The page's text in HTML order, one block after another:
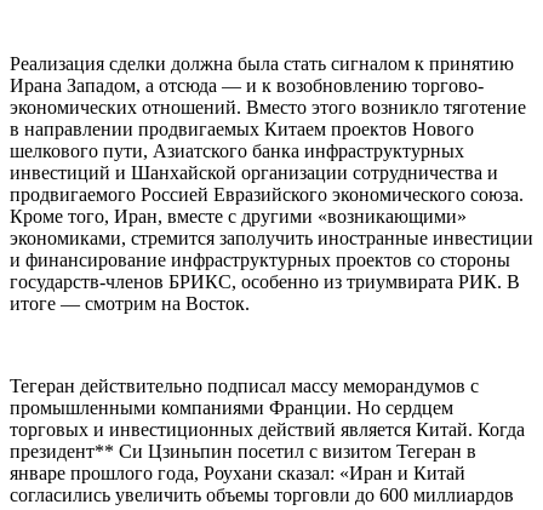
Реализация сделки должна была стать сигналом к принятию
Ирана Западом, а отсюда — и к возобновлению торгово-
экономических отношений. Вместо этого возникло тяготение
в направлении продвигаемых Китаем проектов Нового
шелкового пути, Азиатского банка инфраструктурных
инвестиций и Шанхайской организации сотрудничества и
продвигаемого Россией Евразийского экономического союза.
Кроме того, Иран, вместе с другими «возникающими»
экономиками, стремится заполучить иностранные инвестиции
и финансирование инфраструктурных проектов со стороны
государств-членов БРИКС, особенно из триумвирата РИК. В
итоге — смотрим на Восток.
Тегеран действительно подписал массу меморандумов с
промышленными компаниями Франции. Но сердцем
торговых и инвестиционных действий является Китай. Когда
президент** Си Цзиньпин посетил с визитом Тегеран в
январе прошлого года, Роухани сказал: «Иран и Китай
согласились увеличить объемы торговли до 600 миллиардов